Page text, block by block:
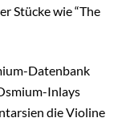
Stücke wie “The
Datenbank
Inlays
die Violine